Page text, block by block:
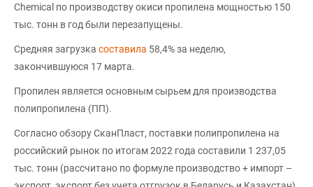
Chemical по производству окиси пропилена мощностью 150
тыс. тонн в год были перезапущены.
Средняя загрузка составила 58,4% за неделю,
закончившуюся 17 марта.
Пропилен является основным сырьем для производства
полипропилена (ПП).
Согласно обзору СканПласт, поставки полипропилена на
российский рынок по итогам 2022 года составили 1 237,05
тыс. тонн (рассчитано по формуле производство + импорт –